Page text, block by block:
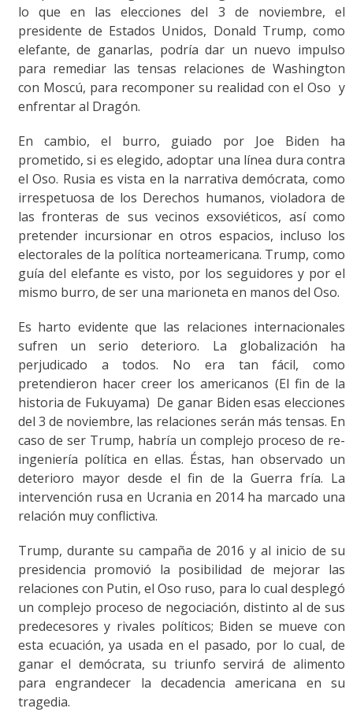
lo que en las elecciones del 3 de noviembre, el
presidente de Estados Unidos, Donald Trump, como
elefante, de ganarlas, podría dar un nuevo impulso
para remediar las tensas relaciones de Washington
con Moscú, para recomponer su realidad con el Oso y
enfrentar al Dragón.
En cambio, el burro, guiado por Joe Biden ha
prometido, si es elegido, adoptar una línea dura contra
el Oso. Rusia es vista en la narrativa demócrata, como
irrespetuosa de los Derechos humanos, violadora de
las fronteras de sus vecinos exsoviéticos, así como
pretender incursionar en otros espacios, incluso los
electorales de la política norteamericana. Trump, como
guía del elefante es visto, por los seguidores y por el
mismo burro, de ser una marioneta en manos del Oso.
Es harto evidente que las relaciones internacionales
sufren un serio deterioro. La globalización ha
perjudicado a todos. No era tan fácil, como
pretendieron hacer creer los americanos (El fin de la
historia de Fukuyama) De ganar Biden esas elecciones
del 3 de noviembre, las relaciones serán más tensas. En
caso de ser Trump, habría un complejo proceso de re-
ingeniería política en ellas. Éstas, han observado un
deterioro mayor desde el fin de la Guerra fría. La
intervención rusa en Ucrania en 2014 ha marcado una
relación muy conflictiva.
Trump, durante su campaña de 2016 y al inicio de su
presidencia promovió la posibilidad de mejorar las
relaciones con Putin, el Oso ruso, para lo cual desplegó
un complejo proceso de negociación, distinto al de sus
predecesores y rivales políticos; Biden se mueve con
esta ecuación, ya usada en el pasado, por lo cual, de
ganar el demócrata, su triunfo servirá de alimento
para engrandecer la decadencia americana en su
tragedia.